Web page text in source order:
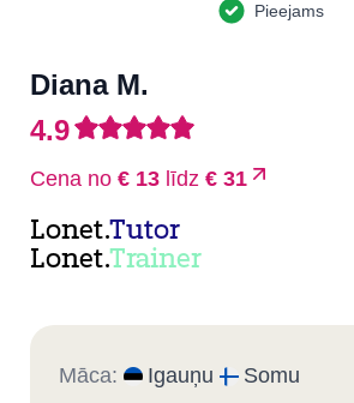
Pieejams
Diana M.
4.9
Cena no € 13 līdz € 31
Lonet.Tutor
Lonet.Trainer
Māca: Igauņu Somu